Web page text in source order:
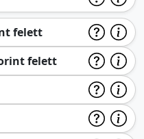
felett
felett